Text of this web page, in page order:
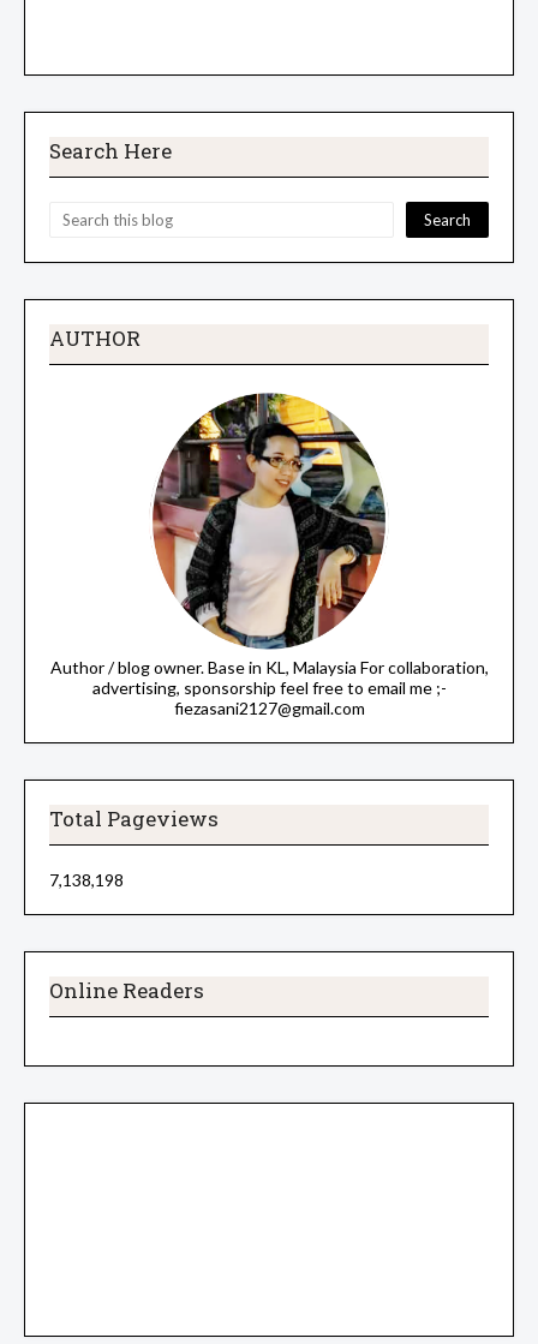
Search Here
AUTHOR
Author / blog owner. Base in KL, Malaysia For collaboration,
advertising, sponsorship feel free to email me ;-
fiezasani2127@gmail.com
Total Pageviews
7,138,198
Online Readers